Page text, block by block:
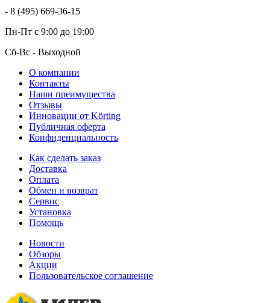
- 8 (495) 669-36-15
Пн-Пт с 9:00 до 19:00
Сб-Вс - Выходной
О компании
Контакты
Наши преимущества
Отзывы
Инновации от Körting
Публичная оферта
Конфиденциальность
Как сделать заказ
Доставка
Оплата
Обмен и возврат
Сервис
Установка
Помощь
Новости
Обзоры
Акции
Пользовательское соглашение